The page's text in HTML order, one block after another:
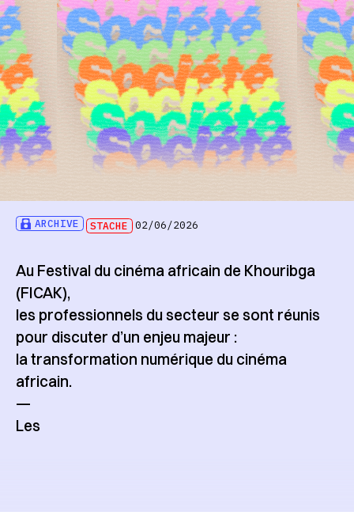
ARCHIVE STACHE 02/06/2026
Au Festival du cinéma africain de Khouribga
(FICAK),
les professionnels du secteur se sont réunis
pour discuter d’un enjeu majeur :
la transformation numérique du cinéma
africain.
—
Les